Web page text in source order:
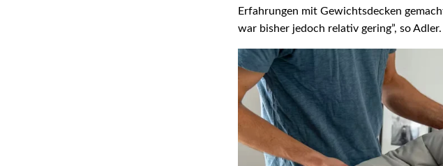
Erfahrungen mit Gewichtsdecken
war bisher jedoch relativ gering”, so Adler.